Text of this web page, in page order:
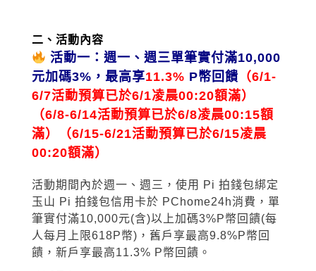
二、活動內容
活動一：週一、週三單筆實付滿10,000
元加碼3%，最高享11.3% P幣回饋 （6/1-
6/7活動預算已於6/1凌晨00:20額滿）
（6/8-6/14活動預算已於6/8凌晨00:15額
滿）
（6/15-6/21活動預算已於6/15凌晨
00:20額滿）
活動期間內於週一、週三，使用 Pi 拍錢包綁定
玉山 Pi 拍錢包信用卡於 PChome24h消費，單
筆實付滿10,000元(含)以上加碼3%P幣回饋(每
人每月上限618P幣)，舊戶享最高9.8%P幣回
饋，新戶享最高11.3% P幣回饋。